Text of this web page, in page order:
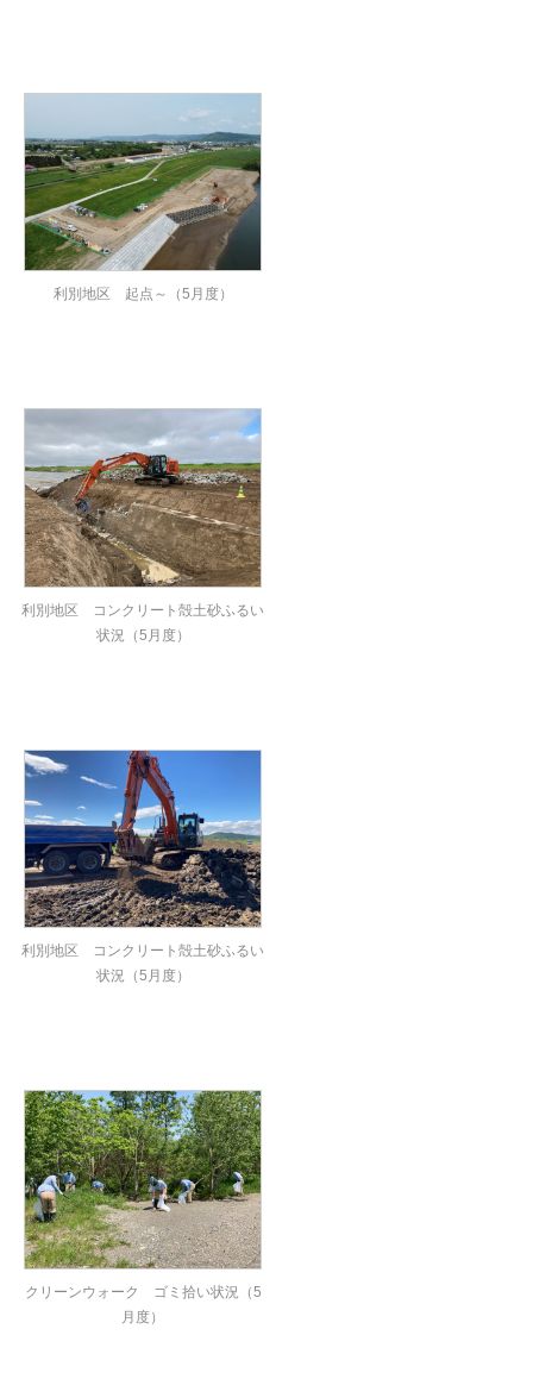
利別地区 起点～（5月度）
利別地区 コンクリート殻土砂ふるい
状況（5月度）
利別地区 コンクリート殻土砂ふるい
状況（5月度）
クリーンウォーク ゴミ拾い状況（5
月度）